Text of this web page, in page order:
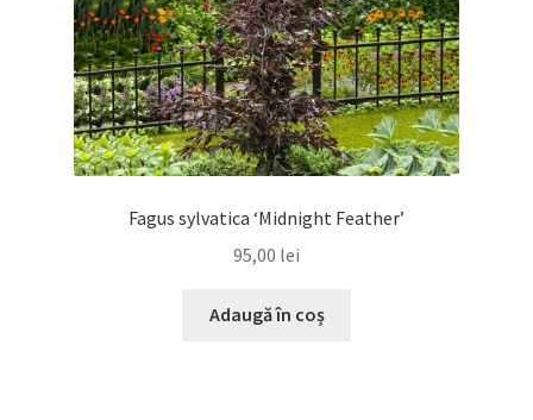
Fagus sylvatica ‘Midnight Feather’
95,00 lei
Adaugă în coș